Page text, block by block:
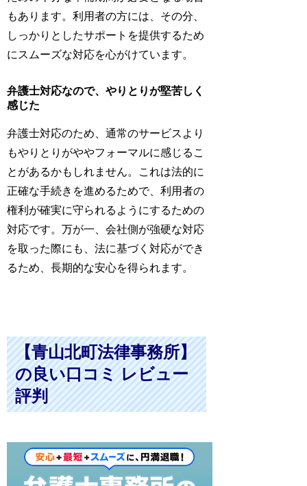
もあります。利用者の方には、その分、
しっかりとしたサポートを提供するため
にスムーズな対応を心がけています。
弁護士対応なので、やりとりが堅苦しく
感じた
弁護士対応のため、通常のサービスより
もやりとりがややフォーマルに感じるこ
とがあるかもしれません。これは法的に
正確な手続きを進めるためで、利用者の
権利が確実に守られるようにするための
対応です。万が一、会社側が強硬な対応
を取った際にも、法に基づく対応ができ
るため、長期的な安心を得られます。
【青山北町法律事務所】
の良い口コミ レビュー
評判